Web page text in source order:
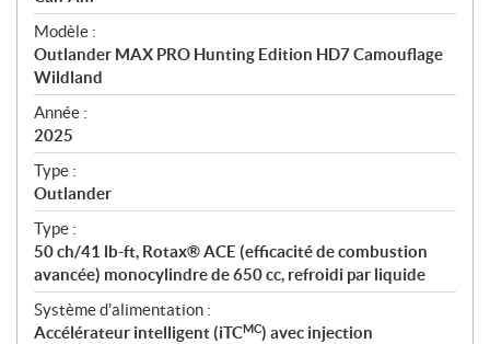
é
c
i
f
i
c
a
t
i
o
n
s
Modèle :
Outlander MAX PRO Hunting Edition HD7 Camouflage
Wildland
Année :
2025
Type :
Outlander
Type :
50 ch/41 lb-ft, Rotax® ACE (efficacité de combustion
avancée) monocylindre de 650 cc, refroidi par liquide
Système d'alimentation :
Accélérateur intelligent (iTCMC) avec injection